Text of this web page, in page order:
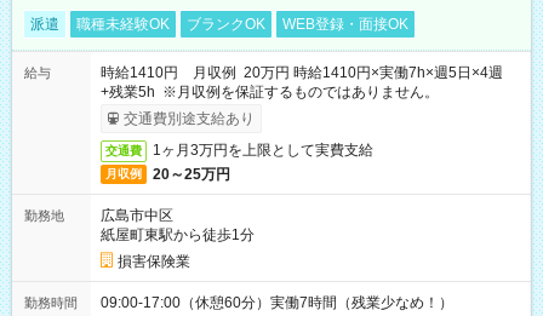
派遣 職種未経験OK ブランクOK WEB登録・面接OK
給与
時給1410円 月収例 20万円 時給1410円×実働7h×週5日×4週
+残業5h ※月収例を保証するものではありません。
交通費別途支給あり
交通費 1ヶ月3万円を上限として実費支給
月収例 20～25万円
勤務地
広島市中区
紙屋町東駅から徒歩1分
損害保険業
勤務時間 09:00-17:00（休憩60分）実働7時間（残業少なめ！）